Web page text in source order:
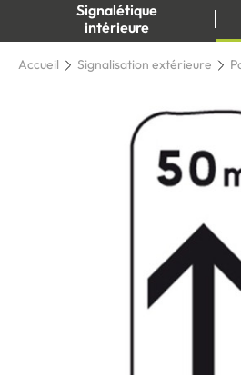
Signalétique
intérieure
Accueil Signalisation extérieure